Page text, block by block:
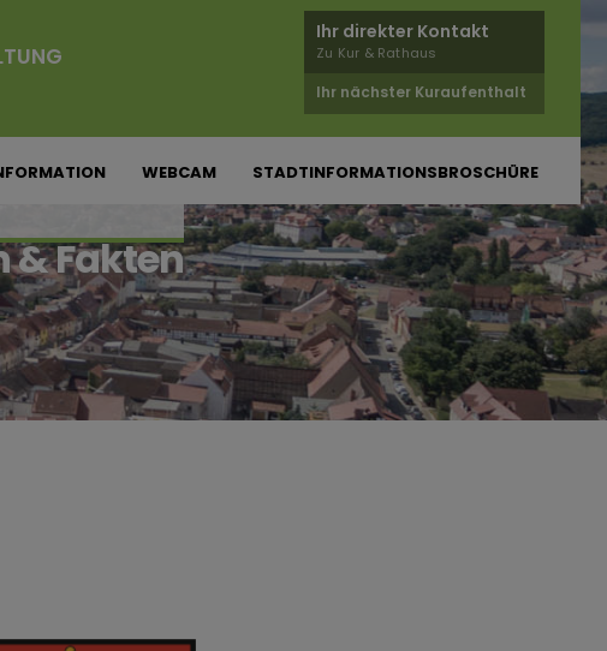
Ihr direkter Kontakt
Zu Kur & Rathaus
Ihr nächster Kuraufenthalt
WEBCAM STADTINFORMATIONSBROSCHÜRE
& Fakten